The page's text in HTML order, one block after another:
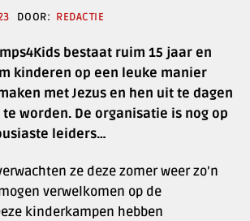
REDACTIE
bestaat ruim 15 jaar en
kinderen op een leuke manier
met Jezus en hen uit te dagen
worden. De organisatie is nog op
leiders…
ze deze zomer weer zo’n
verwelkomen op de
kinderkampen hebben